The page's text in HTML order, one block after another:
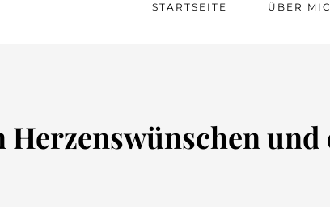
STARTSEITE ÜBER
Herzenswünschen